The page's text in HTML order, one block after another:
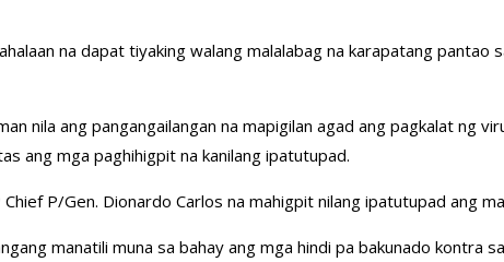
na dapat tiyaking walang malalabag na karapatang
nila ang pangangailangan na mapigilan agad ang pagkalat ng
ang mga paghihigpit na kanilang ipatutupad.
P/Gen. Dionardo Carlos na mahigpit nilang ipatutupad ang
manatili muna sa bahay ang mga hindi pa bakunado kontra